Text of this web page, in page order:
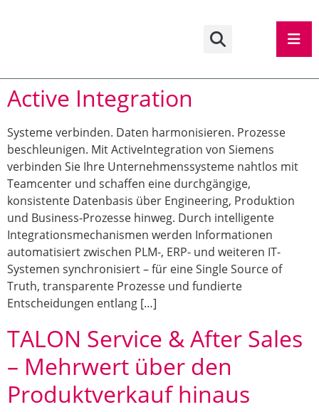
Active Integration
Systeme verbinden. Daten harmonisieren. Prozesse
beschleunigen. Mit ActiveIntegration von Siemens
verbinden Sie Ihre Unternehmenssysteme nahtlos mit
Teamcenter und schaffen eine durchgängige,
konsistente Datenbasis über Engineering, Produktion
und Business-Prozesse hinweg. Durch intelligente
Integrationsmechanismen werden Informationen
automatisiert zwischen PLM-, ERP- und weiteren IT-
Systemen synchronisiert – für eine Single Source of
Truth, transparente Prozesse und fundierte
Entscheidungen entlang […]
TALON Service & After Sales
– Mehrwert über den
Produktverkauf hinaus